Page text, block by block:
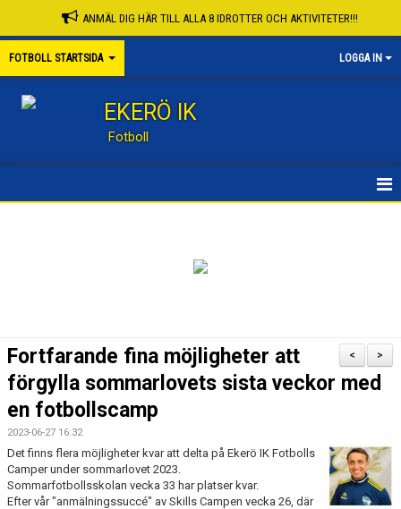
ANMÄL DIG HÄR TILL ALLA 8 IDROTTER OCH AKTIVITETER!!!
FOTBOLL STARTSIDA LOGGA IN
EKERÖ IK
Fotboll
KNATTESKOLA FB
FOTBOLLSSKOLA, CAMPER
LEDARE
FORTBILDNING - STFF
>
<
Fortfarande fina möjligheter att
förgylla sommarlovets sista veckor med
en fotbollscamp
2023-06-27 16:32
Det finns flera möjligheter kvar att delta på Ekerö IK Fotbolls
Camper under sommarlovet 2023.
Sommarfotbollsskolan vecka 33 har platser kvar.
Efter vår "anmälningssuccé" av Skills Campen vecka 26, där